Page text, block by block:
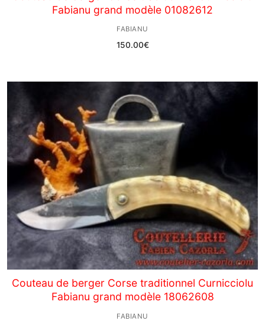
Fabianu grand modèle 01082612
FABIANU
150.00€
Couteau de berger Corse traditionnel Curnicciolu
Fabianu grand modèle 18062608
FABIANU